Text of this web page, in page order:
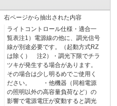
右ページから抽出された内容
ライトコントロール仕様・適合一
覧表注1）電源線の他に、調光信号
線が別途必要です。（起動方式RZ
は除く） 注2）・調光下限でチラ
ツキが発生する場合があります。
その場合は少し明るめでご使用く
ださい。 ・他機器（同相電源
の照明以外の高容量負荷など）の
影響で電源電圧が変動すると調光